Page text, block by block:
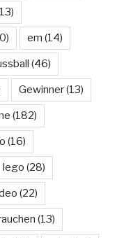
em (14)
(46)
Gewinner(13)
(182)
(16)
lego (28)
(22)
(13)